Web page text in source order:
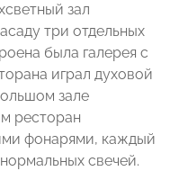
зал
три отдельных
была галерея с
играл духовой
зале
ресторан
фонарями, каждый
свечей.